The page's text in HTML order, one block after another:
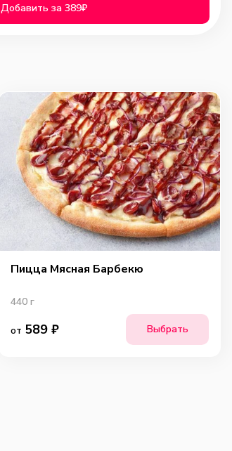
Добавить за 389₽
Пицца Мясная Барбекю
440 г
от 589 ₽ Выбрать